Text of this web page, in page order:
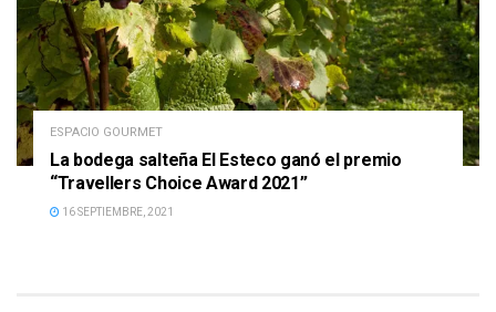
ESPACIO GOURMET
La bodega salteña El Esteco ganó el premio
“Travellers Choice Award 2021”
16 SEPTIEMBRE, 2021